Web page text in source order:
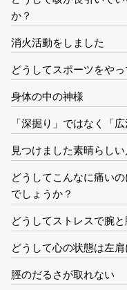
か？
消火活動をしました
どうしてスポーツをや
身体の中の神様
「深掘り」ではなく「広
見つけました素晴らしい
どうしてこんなに痛い
でしょうか？
どうしてストレスで腕
どうして心の状態は左
脛のだるさが取れない